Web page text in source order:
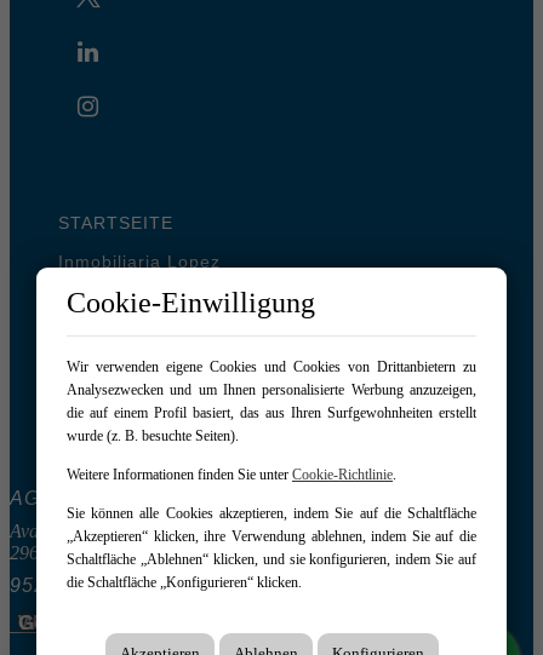
Wohnung in Estepona
Geschäftsraum in Estepona
2
STARTSEITE
Inmobiliaria Lopez
Ventas
Alquileres
Ferienvermietung
Dienstleistungen
Vende tu piso
Kontakt
AGENCIA LÓPEZ
Avda. Juan Carlos I 11
29680 – Estepona
952 800 441-697 874 766
Cookie-Einwilligung
Wir verwenden eigene Cookies und Cookies von Drittanbietern zu
Analysezwecken und um Ihnen personalisierte Werbung anzuzeigen,
die auf einem Profil basiert, das aus Ihren Surfgewohnheiten erstellt
wurde (z. B. besuchte Seiten).
Weitere Informationen finden Sie unter Cookie-Richtlinie.
Sie können alle Cookies akzeptieren, indem Sie auf die Schaltfläche
„Akzeptieren“ klicken, ihre Verwendung ablehnen, indem Sie auf die
Schaltfläche „Ablehnen“ klicken, und sie konfigurieren, indem Sie auf
die Schaltfläche „Konfigurieren“ klicken.